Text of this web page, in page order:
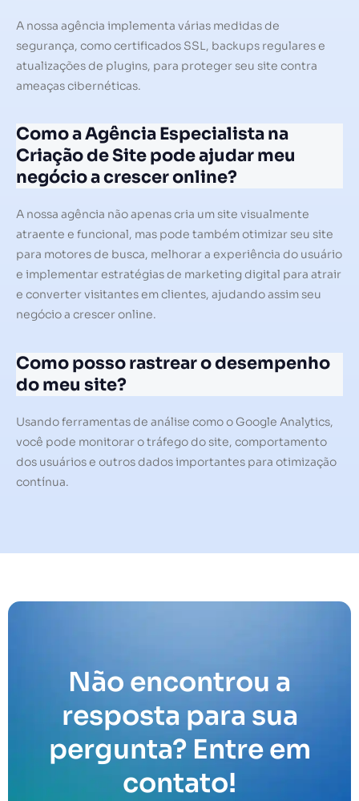
A nossa agência implementa várias medidas de
segurança, como certificados SSL, backups regulares e
atualizações de plugins, para proteger seu site contra
ameaças cibernéticas.
Como a Agência Especialista na
Criação de Site pode ajudar meu
negócio a crescer online?
A nossa agência não apenas cria um site visualmente
atraente e funcional, mas pode também otimizar seu site
para motores de busca, melhorar a experiência do usuário
e implementar estratégias de marketing digital para atrair
e converter visitantes em clientes, ajudando assim seu
negócio a crescer online.
Como posso rastrear o desempenho
do meu site?
Usando ferramentas de análise como o Google Analytics,
você pode monitorar o tráfego do site, comportamento
dos usuários e outros dados importantes para otimização
contínua.
Não encontrou a
resposta para sua
pergunta? Entre em
contato!